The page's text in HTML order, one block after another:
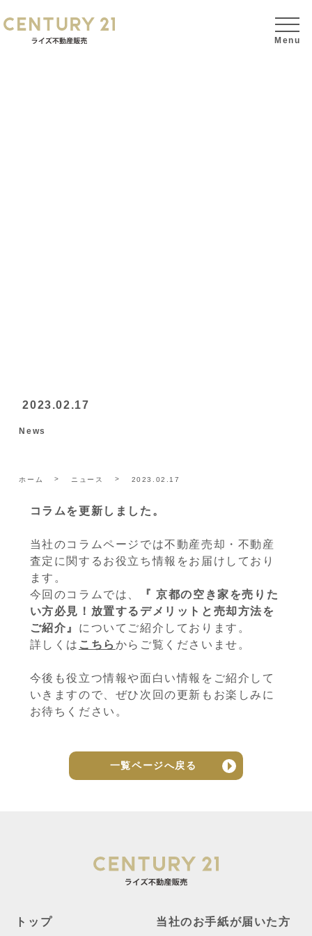
2023.02.17
News
ホーム ニュース 2023.02.17
コラムを更新しました。
当社のコラムページでは不動産売却・不動産
査定に関するお役立ち情報をお届けしており
ます。
今回のコラムでは、
『 京都の空き家を売りた
い方必見！放置するデメリットと売却方法を
ご紹介』 についてご紹介しております。
詳しくは こちら からご覧くださいませ。
今後も役立つ情報や面白い情報をご紹介して
いきますので、ぜひ次回の更新もお楽しみに
お待ちください。
一覧ページへ戻る
トップ
当社のお手紙が届いた方